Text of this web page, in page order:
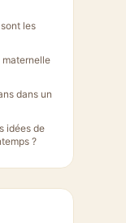
les
maternelle
dans un
idées de
?